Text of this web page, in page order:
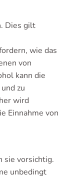
Dies gilt
wie das
von
kann die
zu
wird
Einnahme von
sie vorsichtig.
unbedingt